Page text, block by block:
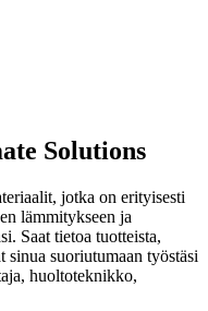
Solutions
jotka on erityisesti
lämmitykseen ja
Saat tietoa tuotteista,
sinua suoriutumaan työstäsi
huoltoteknikko,